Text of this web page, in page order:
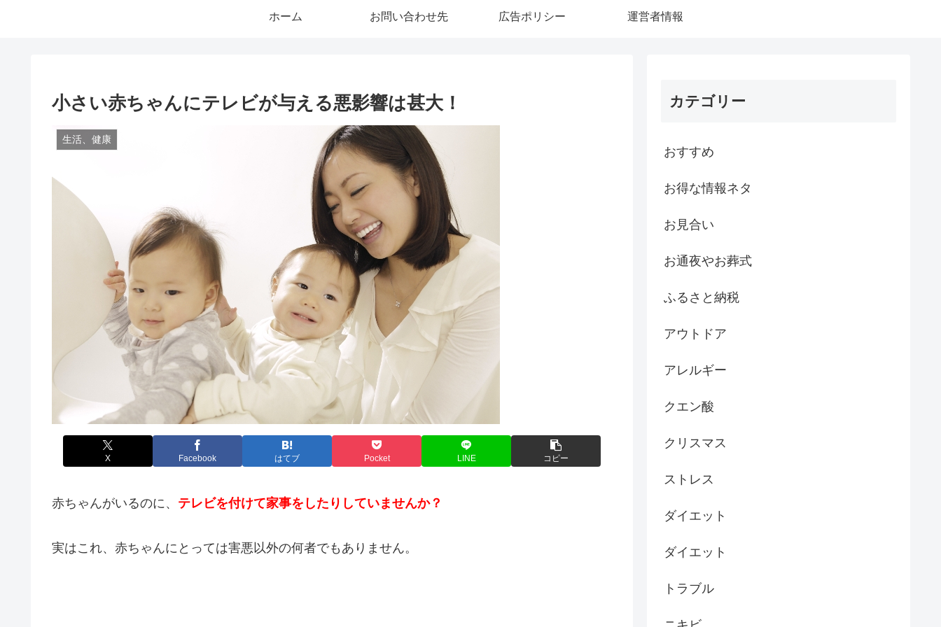
ホーム お問い合わせ先 広告ポリシー 運営者情報
小さい赤ちゃんにテレビが与える悪影響は甚大！
生活、健康
X Facebook はてブ Pocket LINE コピー
赤ちゃんがいるのに、 テレビを付けて家事をしたりしていませんか？
実はこれ、赤ちゃんにとっては害悪以外の何者でもありません。
カテゴリー
おすすめ
お得な情報ネタ
お見合い
お通夜やお葬式
ふるさと納税
アウトドア
アレルギー
クエン酸
クリスマス
ストレス
ダイエット
ダイエット
トラブル